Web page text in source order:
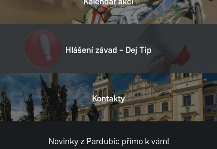
Hlášení závad – Dej Tip
Kontakty
Novinky z Pardubic přímo k vám!